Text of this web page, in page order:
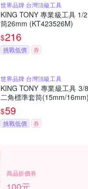
世界品牌 台灣頂級工具
KING TONY 專業級工具 1/
筒26mm (KT423526M)
$216
挑戰低價 券
世界品牌 台灣頂級工具
KING TONY 專業級工具
二角標準套筒(15mm/
$59
挑戰低價 券
商品折價券